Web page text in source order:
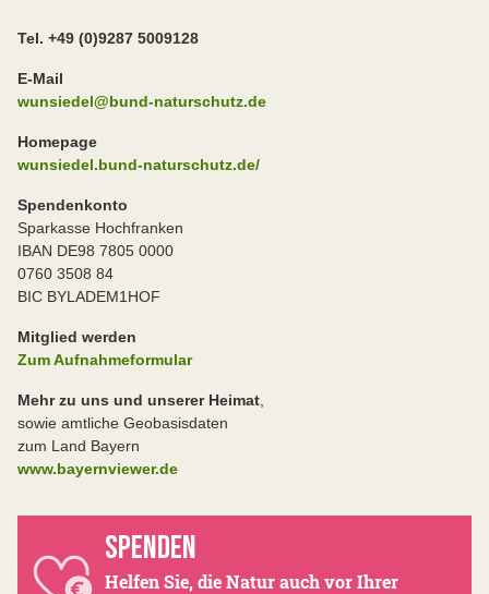
Tel. +49 (0)9287 5009128
E-Mail
wunsiedel@bund-naturschutz.de
Homepage
wunsiedel.bund-naturschutz.de/
Spendenkonto
Sparkasse Hochfranken
IBAN DE98 7805 0000
0760 3508 84
BIC BYLADEM1HOF
Mitglied werden
Zum Aufnahmeformular
Mehr zu uns und unserer Heimat
sowie amtliche Geobasisdaten
zum Land Bayern
www.bayernviewer.de
SPENDEN
Helfen Sie, die Natur auch vor Ihrer